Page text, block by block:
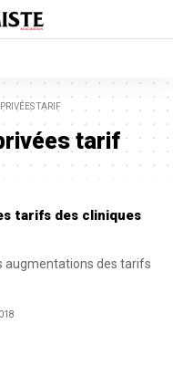
TARIF
tarif
tarifs des cliniques
augmentations des tarifs